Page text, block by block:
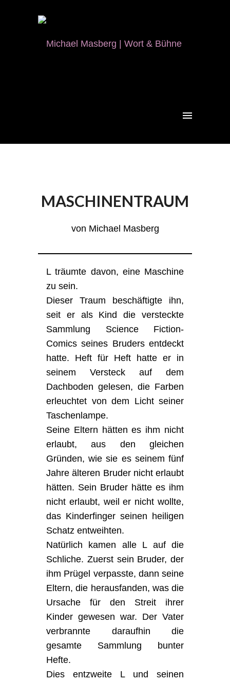
MASCHINENTRAUM
von Michael Masberg
L träumte davon, eine Maschine
zu sein.
Dieser Traum beschäftigte ihn,
seit er als Kind die versteckte
Sammlung Science Fiction-
Comics seines Bruders entdeckt
hatte. Heft für Heft hatte er in
seinem Versteck auf dem
Dachboden gelesen, die Farben
erleuchtet von dem Licht seiner
Taschenlampe.
Seine Eltern hätten es ihm nicht
erlaubt, aus den gleichen
Gründen, wie sie es seinem fünf
Jahre älteren Bruder nicht erlaubt
hätten. Sein Bruder hätte es ihm
nicht erlaubt, weil er nicht wollte,
das Kinderfinger seinen heiligen
Schatz entweihten.
Natürlich kamen alle L auf die
Schliche. Zuerst sein Bruder, der
ihm Prügel verpasste, dann seine
Eltern, die herausfanden, was die
Ursache für den Streit ihrer
Kinder gewesen war. Der Vater
verbrannte daraufhin die
gesamte Sammlung bunter
Hefte.
Dies entzweite L und seinen